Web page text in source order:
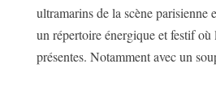
ultramarins de la scène parisienne
un répertoire énergique et festif où
présentes. Notamment avec un